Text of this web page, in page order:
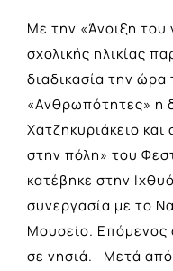
Με την «Άνοιξη του
σχολικής ηλικίας
διαδικασία την
«Ανθρωπότητες» η
Χατζηκυριάκειο
στην πόλη» του
κατέβηκε στην
συνεργασία με το
Μουσείο. Επόμενος
σε νησιά. Μετά από